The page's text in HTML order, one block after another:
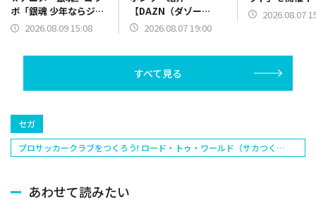
ボ「銀魂 少年ならジャ
ンプの裏表紙までちゃ
2026.08.09 15:08
【DAZN（ダゾー
ン）】篇をポスト
2026.08.07 19:00
2026.08.07
すべて見る
セガ
プロサッカークラブをつくろう! ロード・トゥ・ワールド（サカつく
あわせて読みたい